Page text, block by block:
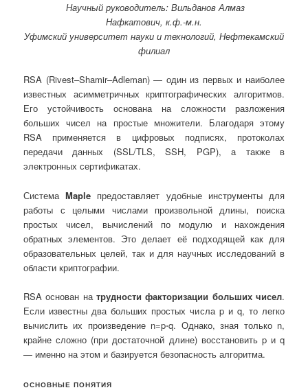
Научный руководитель: Вильданов Алмаз
Нафкатович, к.ф.-м.н.
Уфимский университет науки и технологий, Нефтекамский
филиал
RSA (Rivest–Shamir–Adleman) — один из первых и наиболее
известных асимметричных криптографических алгоритмов.
Его устойчивость основана на сложности разложения
больших чисел на простые множители. Благодаря этому
RSA применяется в цифровых подписях, протоколах
передачи данных (SSL/TLS, SSH, PGP), а также в
электронных сертификатах.
СистемаMaple предоставляет удобные инструменты для
работы с целыми числами произвольной длины, поиска
простых чисел, вычислений по модулю и нахождения
обратных элементов. Это делает её подходящей как для
образовательных целей, так и для научных исследований в
области криптографии.
RSA основан на трудности факторизации больших чисел.
Если известны два больших простых числа p и q, то легко
вычислить их произведение n=p⋅q. Однако, зная только n,
крайне сложно (при достаточной длине) восстановить p и q
— именно на этом и базируется безопасность алгоритма.
ОСНОВНЫЕ ПОНЯТИЯ